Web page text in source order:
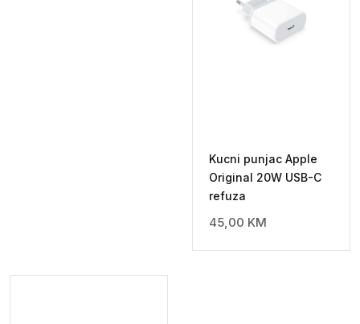
Kucni punjac Apple
Original 20W USB-C
refuza
45,00 KM